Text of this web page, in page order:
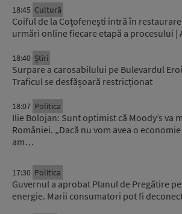
18:45 Cultură
Coiful de la Coțofenești intră în
urmări online fiecare etapă a procesului |
18:40 Știri
Surpare a carosabilului pe Bulevardul
Traficul se desfășoară restricționat
18:07 Politica
Ilie Bolojan: Sunt optimist că Moody’s va
României. „Dacă nu vom avea o
am…
17:30 Politica
Guvernul a aprobat Planul de Pregătire
energie. Marii consumatori pot fi